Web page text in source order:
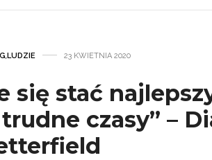
,LUDZIE 23 KWIETNIA 2020
się stać
czasy” –